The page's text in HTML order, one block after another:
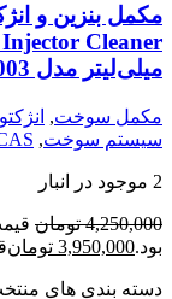
میلی‌لیتر مدل 10003
مکمل سوخت,
سیستم سوخت,
2 موجود در انبار
4,250,000 تومان
بود.3,950,000 تومان
دسته بندی های